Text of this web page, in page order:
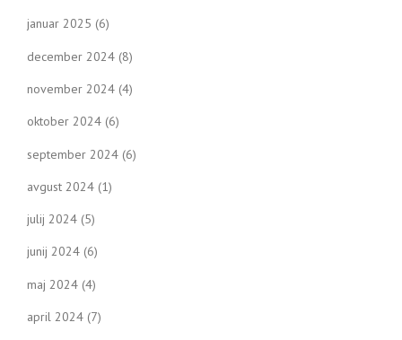
januar 2025 (6)
december 2024 (8)
november 2024 (4)
oktober 2024 (6)
september 2024 (6)
avgust 2024 (1)
julij 2024 (5)
junij 2024 (6)
maj 2024 (4)
april 2024 (7)